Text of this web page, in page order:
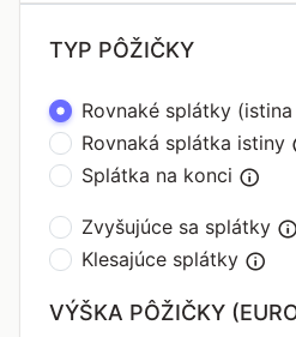
TYP PÔŽIČKY
Rovnaké splátky
Rovnaká splátka istiny
Splátka na konci
Zvyšujúce sa splátky
Klesajúce splátky
VÝŠKA PÔŽIČKY